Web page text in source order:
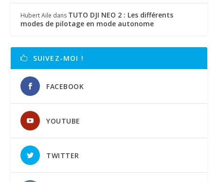
Hubert Aile dans TUTO DJI NEO 2 : Les différents
modes de pilotage en mode autonome
SUIVEZ-MOI !
FACEBOOK
YOUTUBE
TWITTER